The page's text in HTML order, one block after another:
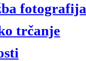
fotografija
trčanje